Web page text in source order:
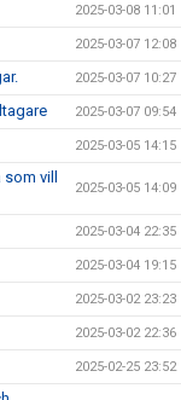
2025-03-08 11:01
2025-03-07 12:08
2025-03-07 10:27
2025-03-07 09:54
2025-03-05 14:15
vill
2025-03-05 14:09
2025-03-04 22:35
2025-03-04 19:15
2025-03-02 23:23
2025-03-02 22:36
2025-02-25 23:52